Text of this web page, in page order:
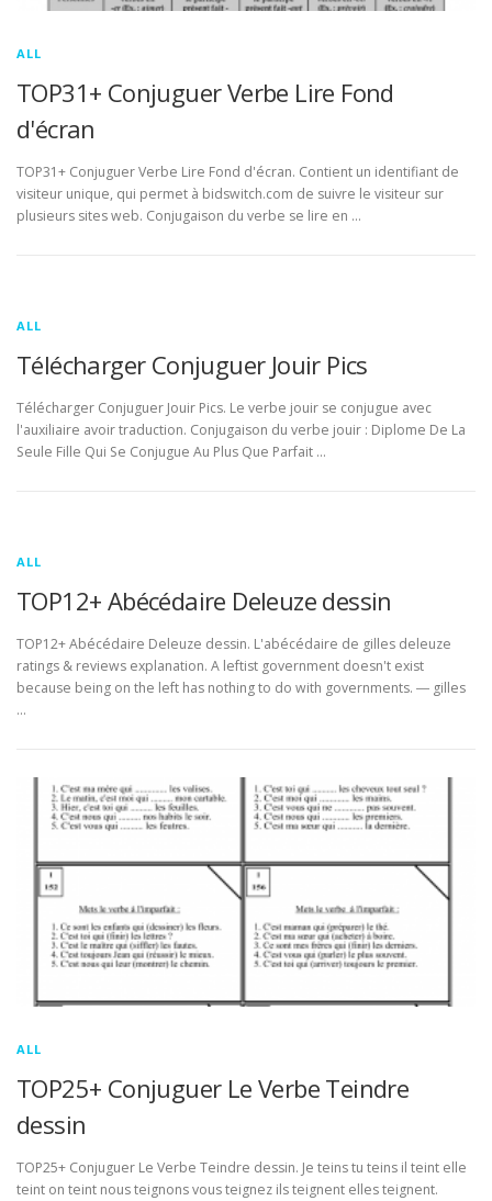
ALL
TOP31+ Conjuguer Verbe Lire Fond
d'écran
TOP31+ Conjuguer Verbe Lire Fond d'écran. Contient un identifiant de
visiteur unique, qui permet à bidswitch.com de suivre le visiteur sur
plusieurs sites web. Conjugaison du verbe se lire en …
ALL
Télécharger Conjuguer Jouir Pics
Télécharger Conjuguer Jouir Pics. Le verbe jouir se conjugue avec
l'auxiliaire avoir traduction. Conjugaison du verbe jouir : Diplome De La
Seule Fille Qui Se Conjugue Au Plus Que Parfait …
ALL
TOP12+ Abécédaire Deleuze dessin
TOP12+ Abécédaire Deleuze dessin. L'abécédaire de gilles deleuze
ratings & reviews explanation. A leftist government doesn't exist
because being on the left has nothing to do with governments. ― gilles
…
ALL
TOP25+ Conjuguer Le Verbe Teindre
dessin
TOP25+ Conjuguer Le Verbe Teindre dessin. Je teins tu teins il teint elle
teint on teint nous teignons vous teignez ils teignent elles teignent.